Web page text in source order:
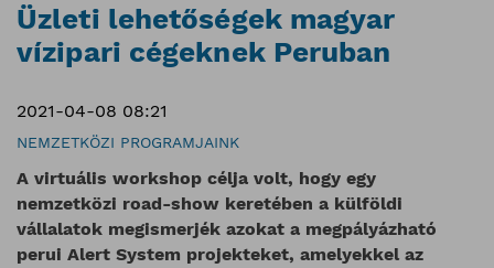
Üzleti lehetőségek magyar
vízipari cégeknek Peruban
2021-04-08 08:21
NEMZETKÖZI PROGRAMJAINK
A virtuális workshop célja volt, hogy egy
nemzetközi road-show keretében a külföldi
vállalatok megismerjék azokat a megpályázható
perui Alert System projekteket, amelyekkel az